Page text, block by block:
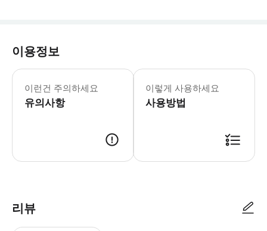
이용정보
이런건 주의하세요
유의사항
* 소요시간 : 90분 (옵션에 따라 소요
이렇게 사용하세요
사용방법
리뷰